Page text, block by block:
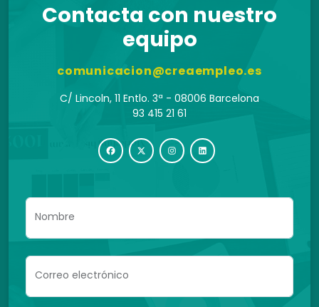
Contacta con nuestro
equipo
comunicacion@creaempleo.es
C/ Lincoln, 11 Entlo. 3ª - 08006 Barcelona
93 415 21 61
Nombre
Correo electrónico